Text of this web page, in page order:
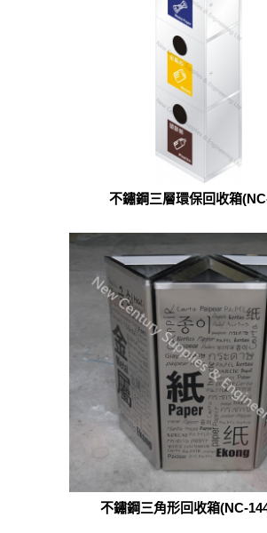
不鏽鋼三層環保回收箱
不鏽鋼三角形回收箱(NC-